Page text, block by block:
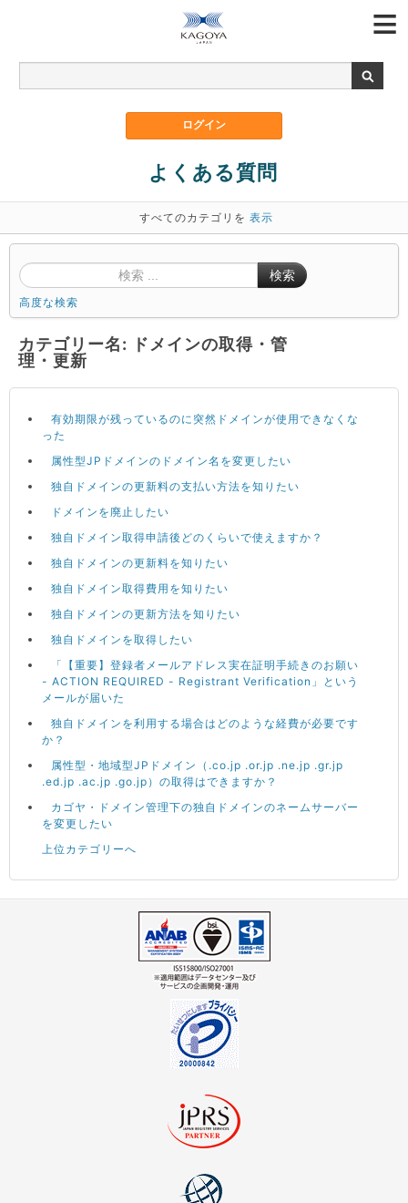
よくある質問
すべてのカテゴリを 表示
検索
高度な検索
カテゴリー名: ドメインの取得・管
理・更新
有効期限が残っているのに突然ドメインが使用できなくな
った
属性型JPドメインのドメイン名を変更したい
独自ドメインの更新料の支払い方法を知りたい
ドメインを廃止したい
独自ドメイン取得申請後どのくらいで使えますか？
独自ドメインの更新料を知りたい
独自ドメイン取得費用を知りたい
独自ドメインの更新方法を知りたい
独自ドメインを取得したい
「【重要】登録者メールアドレス実在証明手続きのお願い
- ACTION REQUIRED - Registrant Verification」という
メールが届いた
独自ドメインを利用する場合はどのような経費が必要です
か？
属性型・地域型JPドメイン（.co.jp .or.jp .ne.jp .gr.jp
.ed.jp .ac.jp .go.jp）の取得はできますか？
カゴヤ・ドメイン管理下の独自ドメインのネームサーバー
を変更したい
上位カテゴリーへ